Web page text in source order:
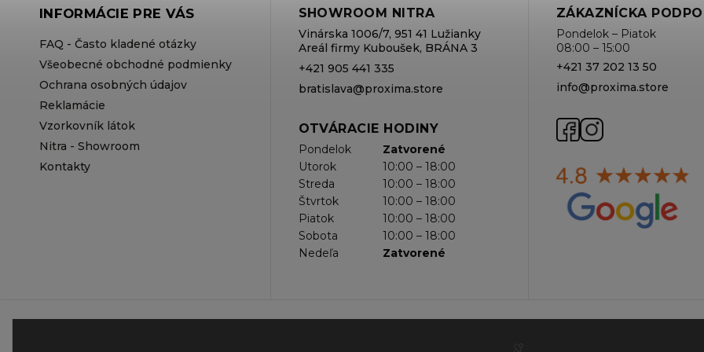
INFORMÁCIE PRE VÁS
FAQ - Často kladené otázky
Všeobecné obchodné podmienky
Ochrana osobných údajov
Reklamácie
Vzorkovník látok
Nitra - Showroom
Kontakty
SHOWROOM NITRA
Vinárska 1006/7, 951 41 Lužianky
Areál firmy Kuboušek, BRÁNA 3
+421 905 441 335
bratislava@proxima.store
OTVÁRACIE HODINY
Pondelok
Zatvorené
Utorok
10:00 – 18:00
Streda
10:00 – 18:00
Štvrtok
10:00 – 18:00
Piatok
10:00 – 18:00
Sobota
10:00 – 18:00
Nedeľa
Zatvorené
ZÁKAZNÍCKA
Pondelok – Piatok
08:00 – 15:00
+421 37 202 13 50
info@proxima.store